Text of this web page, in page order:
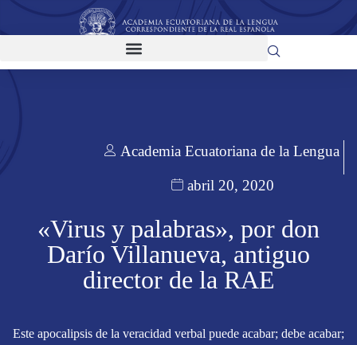
Academia Ecuatoriana de la Lengua
abril 20, 2020
«Virus y palabras», por don
Darío Villanueva, antiguo
director de la RAE
Este apocalipsis de la veracidad verbal puede acabar; debe acabar;